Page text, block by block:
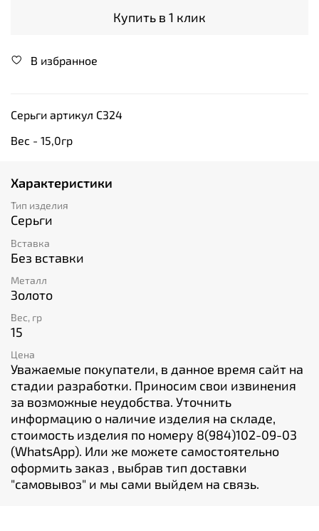
Купить в 1 клик
В избранное
Серьги артикул С324
Вес - 15,0гр
Характеристики
Тип изделия
Серьги
Вставка
Без вставки
Металл
Золото
Вес, гр
15
Цена
Уважаемые покупатели, в данное время сайт на
стадии разработки. Приносим свои извинения
за возможные неудобства. Уточнить
информацию о наличие изделия на складе,
стоимость изделия по номеру 8(984)102-09-03
(WhatsApp). Или же можете самостоятельно
оформить заказ , выбрав тип доставки
"cамовывоз" и мы сами выйдем на связь.